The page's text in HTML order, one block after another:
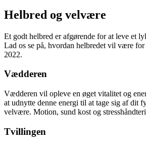
Helbred og velvære
Et godt helbred er afgørende for at leve et
Lad os se på, hvordan helbredet vil være for
2022.
Vædderen
Vædderen vil opleve en øget vitalitet og
at udnytte denne energi til at tage sig af dit
velvære. Motion, sund kost og
Tvillingen